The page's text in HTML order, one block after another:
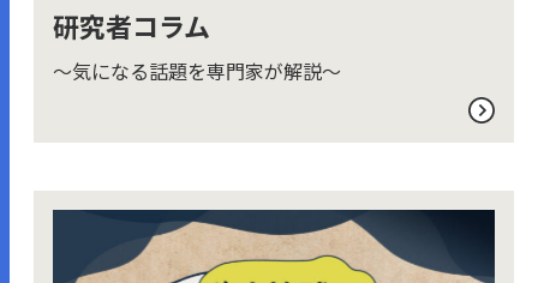
研究者コラム
～気になる話題を専門家が解説～